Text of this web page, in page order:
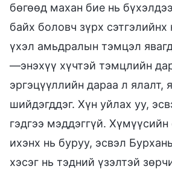
бөгөөд махан бие нь
байх боловч зүрх сэтгэлийнх
үхэл амьдралын тэмцэл
—энэхүү хүчтэй тэмцлийн
эргэцүүллийн дараа л ялалт,
шийдэгддэг. Хүн уйлах уу,
гэдгээ мэддэггүй.
ихэнх нь буруу, эсвэл
хэсэг нь тэдний үзэлтэй